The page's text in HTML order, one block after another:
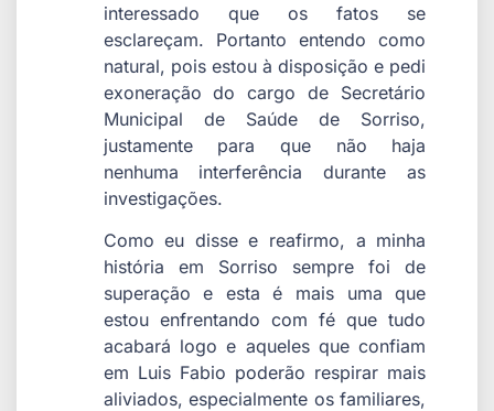
interessado que os fatos se
esclareçam. Portanto entendo como
natural, pois estou à disposição e pedi
exoneração do cargo de Secretário
Municipal de Saúde de Sorriso,
justamente para que não haja
nenhuma interferência durante as
investigações.
Como eu disse e reafirmo, a minha
história em Sorriso sempre foi de
superação e esta é mais uma que
estou enfrentando com fé que tudo
acabará logo e aqueles que confiam
em Luis Fabio poderão respirar mais
aliviados, especialmente os familiares,